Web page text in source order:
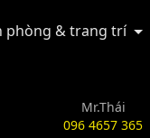
phòng & trang trí
Mr.Thái
096 4657 365